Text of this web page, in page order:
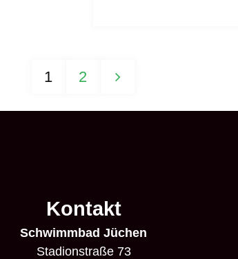
Beiträge
1 2
Kontakt
Schwimmbad Jüchen
Stadionstraße 73